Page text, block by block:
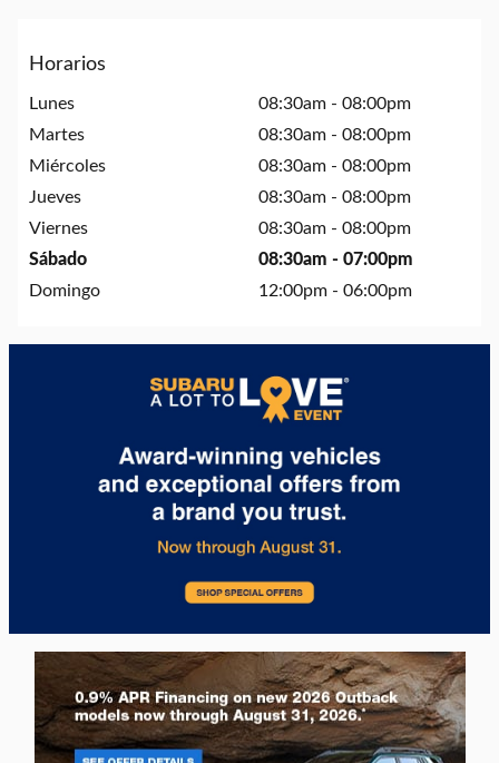
Horarios
Lunes
08:30am - 08:00pm
Martes
08:30am - 08:00pm
Miércoles
08:30am - 08:00pm
Jueves
08:30am - 08:00pm
Viernes
08:30am - 08:00pm
Sábado
08:30am - 07:00pm
Domingo
12:00pm - 06:00pm